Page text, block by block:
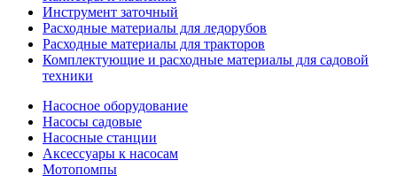
Инструмент заточный
Расходные материалы для ледорубов
Расходные материалы для тракторов
Комплектующие и расходные материалы для садовой
техники
Насосное оборудование
Насосы садовые
Насосные станции
Аксессуары к насосам
Мотопомпы